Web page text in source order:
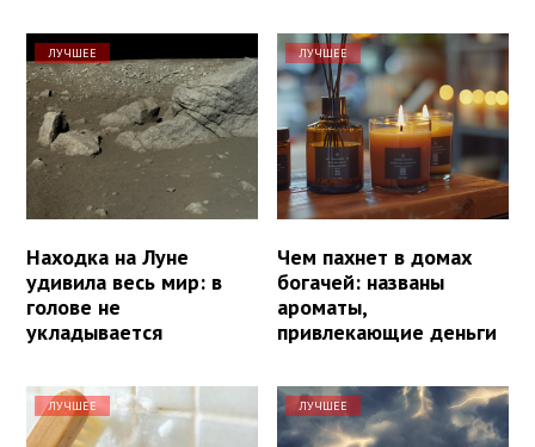
ЛУЧШЕЕ
Находка на Луне
удивила весь мир: в
голове не
укладывается
ЛУЧШЕЕ
Чем пахнет в домах
богачей: названы
ароматы,
привлекающие деньги
ЛУЧШЕЕ ЛУЧШЕЕ